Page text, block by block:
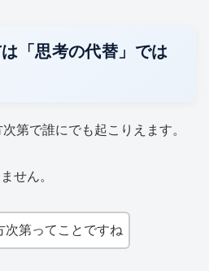
「思考の代替」では
第で誰にでも起こりえます。
せん。
次第ってことですね